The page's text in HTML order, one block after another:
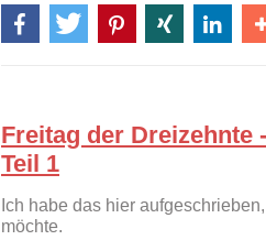
Freitag der Dreizehnte
Teil 1
Ich habe das hier
möchte.